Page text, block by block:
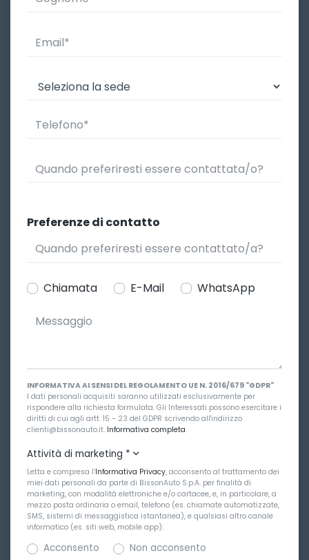
Preferenze di contatto
Chiamata E-Mail WhatsApp
INFORMATIVA AI SENSI DEL REGOLAMENTO UE N. 2016/679 "GDPR"
I dati personali acquisiti saranno utilizzati esclusivamente per
rispondere alla richiesta formulata. Gli Interessati possono esercitare i
diritti di cui agli artt. 15 - 23 del GDPR scrivendo all'indirizzo
clienti@bissonauto.it. Informativa completa.
Attività di marketing *
Letta e compresa l’Informativa Privacy, acconsento al trattamento dei
miei dati personali da parte di BissonAuto S.p.A. per finalità di
marketing, con modalità elettroniche e/o cartacee, e, in particolare, a
mezzo posta ordinaria o email, telefono (es. chiamate automatizzate,
SMS, sistemi di messaggistica istantanea), e qualsiasi altro canale
informatico (es. siti web, mobile app).
Acconsento Non acconsento